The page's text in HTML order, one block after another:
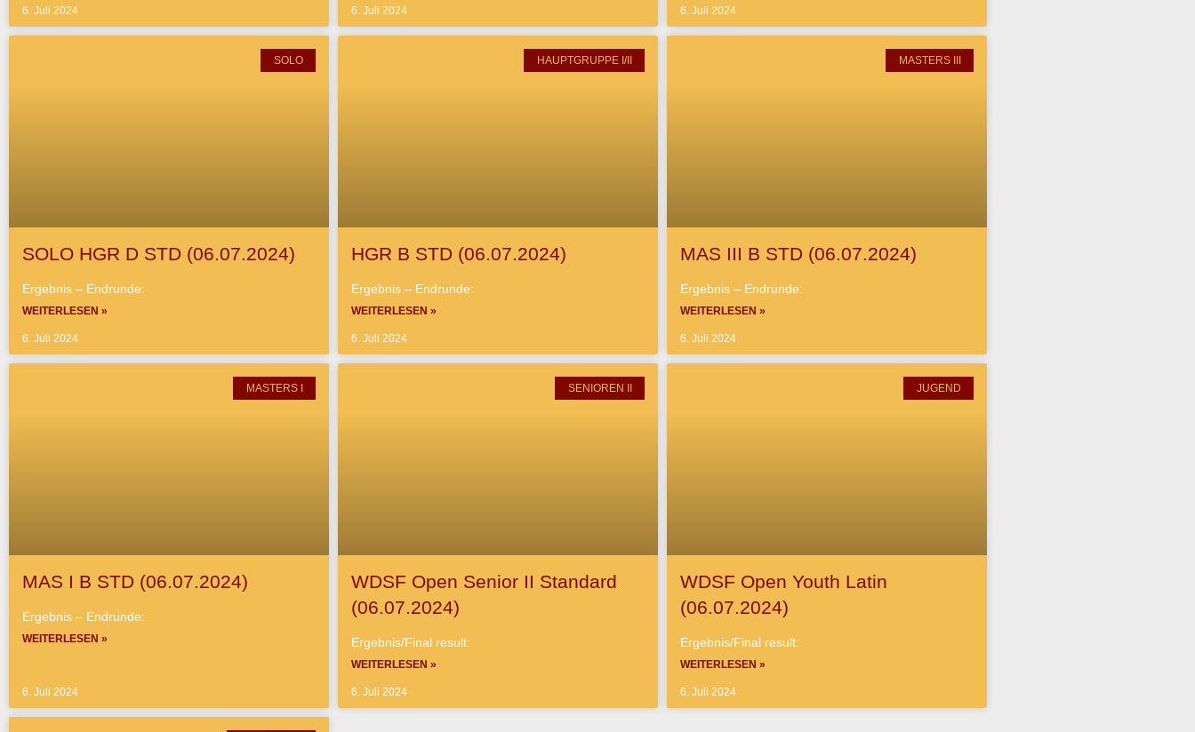
6. Juli 2024 6. Juli 2024 6. Juli 2024
SOLO
SOLO HGR D STD (06.07.2024)
Ergebnis – Endrunde:
WEITERLESEN »
6. Juli 2024
HAUPTGRUPPE I/II
HGR B STD (06.07.2024)
Ergebnis – Endrunde:
WEITERLESEN »
6. Juli 2024
MASTERS III
MAS III B STD (06.07.2024)
Ergebnis – Endrunde:
WEITERLESEN »
6. Juli 2024
MASTERS I
MAS I B STD (06.07.2024)
Ergebnis – Endrunde:
WEITERLESEN »
6. Juli 2024
SENIOREN II
WDSF Open Senior II Standard
(06.07.2024)
Ergebnis/Final result:
WEITERLESEN »
6. Juli 2024
JUGEND
WDSF Open Youth Latin
(06.07.2024)
Ergebnis/Final result:
WEITERLESEN »
6. Juli 2024